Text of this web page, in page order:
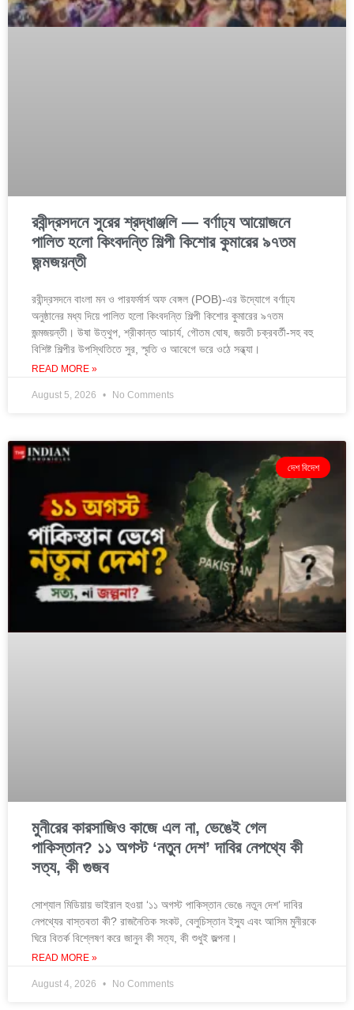
রবীন্দ্রসদনে সুরের শ্রদ্ধাঞ্জলি — বর্ণাঢ্য আয়োজনে
পালিত হলো কিংবদন্তি শিল্পী কিশোর কুমারের ৯৭তম
জন্মজয়ন্তী
রবীন্দ্রসদনে বাংলা মন ও পারফর্মার্স অফ বেঙ্গল (POB)-এর উদ্যোগে বর্ণাঢ্য
অনুষ্ঠানের মধ্য দিয়ে পালিত হলো কিংবদন্তি শিল্পী কিশোর কুমারের ৯৭তম
জন্মজয়ন্তী। উষা উত্থুপ, শ্রীকান্ত আচার্য, গৌতম ঘোষ, জয়তী চক্রবর্তী-সহ বহু
বিশিষ্ট শিল্পীর উপস্থিতিতে সুর, স্মৃতি ও আবেগে ভরে ওঠে সন্ধ্যা।
READ MORE »
August 5, 2026 No Comments
দেশ বিদেশ
মুনীরের কারসাজিও কাজে এল না, ভেঙেই গেল
পাকিস্তান? ১১ অগস্ট ‘নতুন দেশ’ দাবির নেপথ্যে কী
সত্য, কী গুজব
সোশ্যাল মিডিয়ায় ভাইরাল হওয়া ‘১১ অগস্ট পাকিস্তান ভেঙে নতুন দেশ’ দাবির
নেপথ্যের বাস্তবতা কী? রাজনৈতিক সংকট, বেলুচিস্তান ইস্যু এবং আসিম মুনীরকে
ঘিরে বিতর্ক বিশ্লেষণ করে জানুন কী সত্য, কী শুধুই জল্পনা।
READ MORE »
August 4, 2026 No Comments